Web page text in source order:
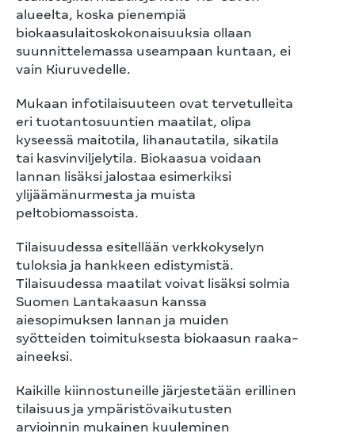
alueelta, koska pienempiä
biokaasulaitoskokonaisuuksia ollaan
suunnittelemassa useampaan kuntaan, ei
vain Kiuruvedelle.
Mukaan infotilaisuuteen ovat tervetulleita
eri tuotantosuuntien maatilat, olipa
kyseessä maitotila, lihanautatila, sikatila
tai kasvinviljelytila. Biokaasua voidaan
lannan lisäksi jalostaa esimerkiksi
ylijäämänurmesta ja muista
peltobiomassoista.
Tilaisuudessa esitellään verkkokyselyn
tuloksia ja hankkeen edistymistä.
Tilaisuudessa maatilat voivat lisäksi solmia
Suomen Lantakaasun kanssa
aiesopimuksen lannan ja muiden
syötteiden toimituksesta biokaasun raaka-
aineeksi.
Kaikille kiinnostuneille järjestetään erillinen
tilaisuus ja ympäristövaikutusten
arvioinnin mukainen kuuleminen